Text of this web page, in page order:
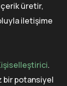
üretir,
iletişime
.
bir potansiyel